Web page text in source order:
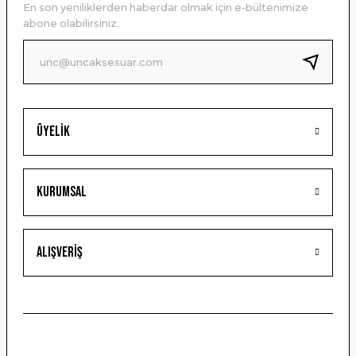
Ürün bilgilerinde hatalar bulunuyor.
Ürün fiyatı diğer sitelerden daha pahalı.
Bu ürüne benzer farklı alternatifler olmalı.
Gönder
Üyelik
Kurumsal
Alışveriş
En son yeniliklerden haberdar olmak için e-bültenimize
abone olabilirsiniz.